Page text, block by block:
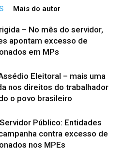
Mais do autor
– No mês do servidor,
apontam excesso de
em MPs
Eleitoral – mais uma
nos direitos do trabalhador
o povo brasileiro
Público: Entidades
contra excesso de
nos MPEs